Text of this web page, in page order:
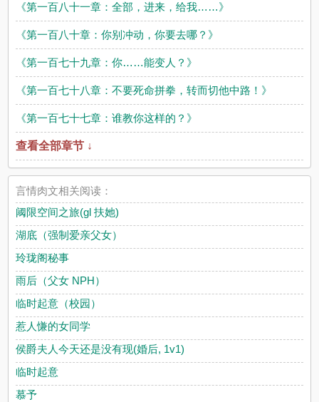
《第一百八十一章：全部，进来，给我……》
《第一百八十章：你别冲动，你要去哪？》
《第一百七十九章：你……能变人？》
《第一百七十八章：不要死命拼拳，转而切他中路！》
《第一百七十七章：谁教你这样的？》
查看全部章节 ↓
言情肉文相关阅读：
阈限空间之旅(gl 扶她)
湖底（强制爱亲父女）
玲珑阁秘事
雨后（父女 NPH）
临时起意（校园）
惹人慊的女同学
侯爵夫人今天还是没有现(婚后, 1v1)
临时起意
慕予